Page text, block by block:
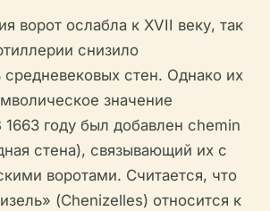
ворот ослабла к XVII веку, так
снизило
средневековых стен. Однако их
значение
1663 году был добавлен chemin
стена), связывающий их с
воротами. Считается, что
(Chenizelles) относится к